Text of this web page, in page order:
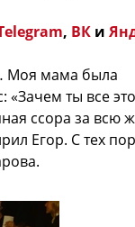
, ВК и
Моя мама была
ты все это
ссора за всю
Егор. С тех